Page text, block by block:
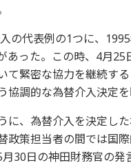
の代表例の1つに、
あった。この時、4月
て緊密な協力を継続す
協調的な為替介入決定
に、為替介入を決定し
政策担当者の間では国
月30日の神田財務官の